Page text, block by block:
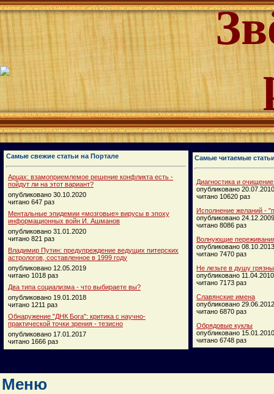
Самые свежие статьи на Портале
Арцах: взамоприемлемое решение конфликта есть -
пойдут ли на этот вариант?
опубликовано 30.10.2020
читано 647 раз
Ментальные эпидемии «мозговые» вирусы в эпоху
информационных войн И. Ашманов
опубликовано 31.01.2020
читано 821 раз
Владимир Путин: предупреждение ведущих питерских
астрологов, составленное в 1999 году
опубликовано 12.05.2019
читано 1018 раз
Два типа социализма - что выбираете вы?
опубликовано 19.01.2018
читано 1211 раз
Обнаружение "ДНК Бога": критика с научно-
практической точки зрения - тезисно
опубликовано 17.01.2017
читано 1666 раз
Самые читаемые
Диагностика и
опубликовано 20.07.2010
читано 10620 раз
Исполнение желаний -
опубликовано 24.12.2009
читано 8086 раз
Волнующие
опубликовано 08.10.2013
читано 7470 раз
Не лезьте в душу
опубликовано 11.04.2010
читано 7173 раз
Славянские имена
опубликовано 29.06.2012
читано 6870 раз
Обрядовые куклы
опубликовано 15.01.2010
читано 6748 раз
Меню